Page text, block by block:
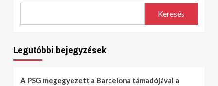
Keresés
Legutóbbi bejegyzések
A PSG megegyezett a Barcelona támadójával a